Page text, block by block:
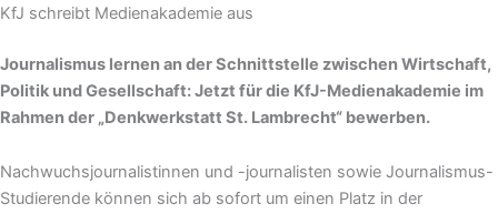
KfJ schreibt Medienakademie aus
Journalismus lernen an der Schnittstelle zwischen Wirtschaft,
Politik und Gesellschaft: Jetzt für die KfJ-Medienakademie im
Rahmen der „Denkwerkstatt St. Lambrecht“ bewerben.
Nachwuchsjournalistinnen und -journalisten sowie Journalismus-
Studierende können sich ab sofort um einen Platz in der